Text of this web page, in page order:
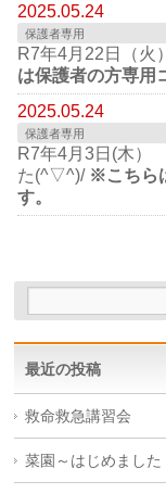
2025.05.24
保護者専用
R7年4月22日（火
は保護者の方専用
2025.05.24
保護者専用
R7年4月3日(木）
た(^▽^)/ ※こちら
す。
最近の投稿
救命救急講習会
菜園～はじめました